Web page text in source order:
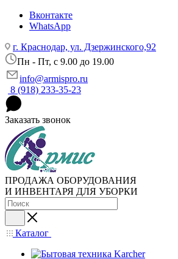
Вконтакте
WhatsApp
г. Краснодар, ул. Дзержинского,92
Пн - Пт, c 9.00 до 19.00
info@armispro.ru
8 (918) 233-35-23
Заказать звонок
ПРОДАЖА ОБОРУДОВАНИЯ
И ИНВЕНТАРЯ ДЛЯ УБОРКИ
Каталог